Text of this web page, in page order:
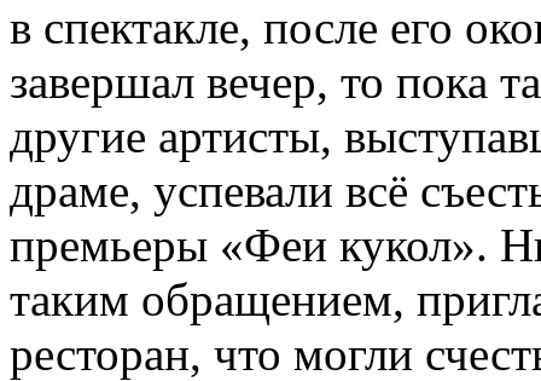
в спектакле, после его
завершал вечер, то пока
другие артисты,
драме, успевали всё
премьеры «Феи кукол».
таким обращением,
ресторан, что могли